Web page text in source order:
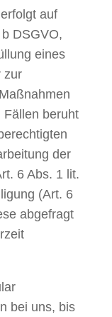
auf
DSGVO,
eines
zur
Fällen beruht
der
6 Abs. 1 lit.
(Art. 6
abgefragt
bei uns, bis